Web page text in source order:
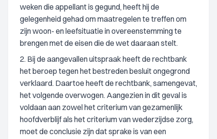
weken die appellant is gegund, heeft hij de
gelegenheid gehad om maatregelen te treffen om
zijn woon- en leefsituatie in overeenstemming te
brengen met de eisen die de wet daaraan stelt.
2. Bij de aangevallen uitspraak heeft de rechtbank
het beroep tegen het bestreden besluit ongegrond
verklaard. Daartoe heeft de rechtbank, samengevat,
het volgende overwogen. Aangezien in dit geval is
voldaan aan zowel het criterium van gezamenlijk
hoofdverblijf als het criterium van wederzijdse zorg,
moet de conclusie zijn dat sprake is van een